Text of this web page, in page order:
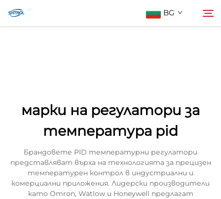
BG
Контактирайте Нас
марки на регулатори за
температура pid
Брандовете PID температурни регулатори
представляват върха на технологията за прецизен
температурен контрол в индустриални и
комерциални приложения. Лидерски производители
като Omron, Watlow и Honeywell предлагат